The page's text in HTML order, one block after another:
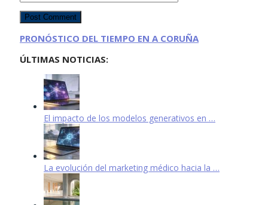
PRONÓSTICO DEL TIEMPO EN A CORUÑA
ÚLTIMAS NOTICIAS:
El impacto de los modelos generativos en …
La evolución del marketing médico hacia la …